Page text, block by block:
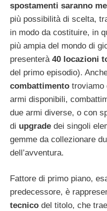
spostamenti saranno
più possibilità di scelta,
in modo da costituire, in
più ampia del mondo di
presenterà 40 locazioni
del primo episodio).
combattimento troviamo
armi disponibili,
due armi diverse, o con
di upgrade dei singoli
gemme da collezionare
dell’avventura.
Fattore di primo piano,
predecessore, è
tecnico del titolo, che